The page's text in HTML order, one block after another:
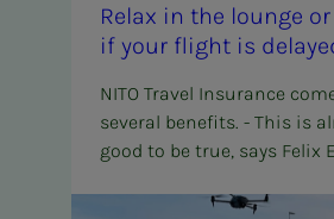
Re­lax in the lounge
if your flight is
NITO Travel Insurance
several benefits. - This is
good to be true, says Felix